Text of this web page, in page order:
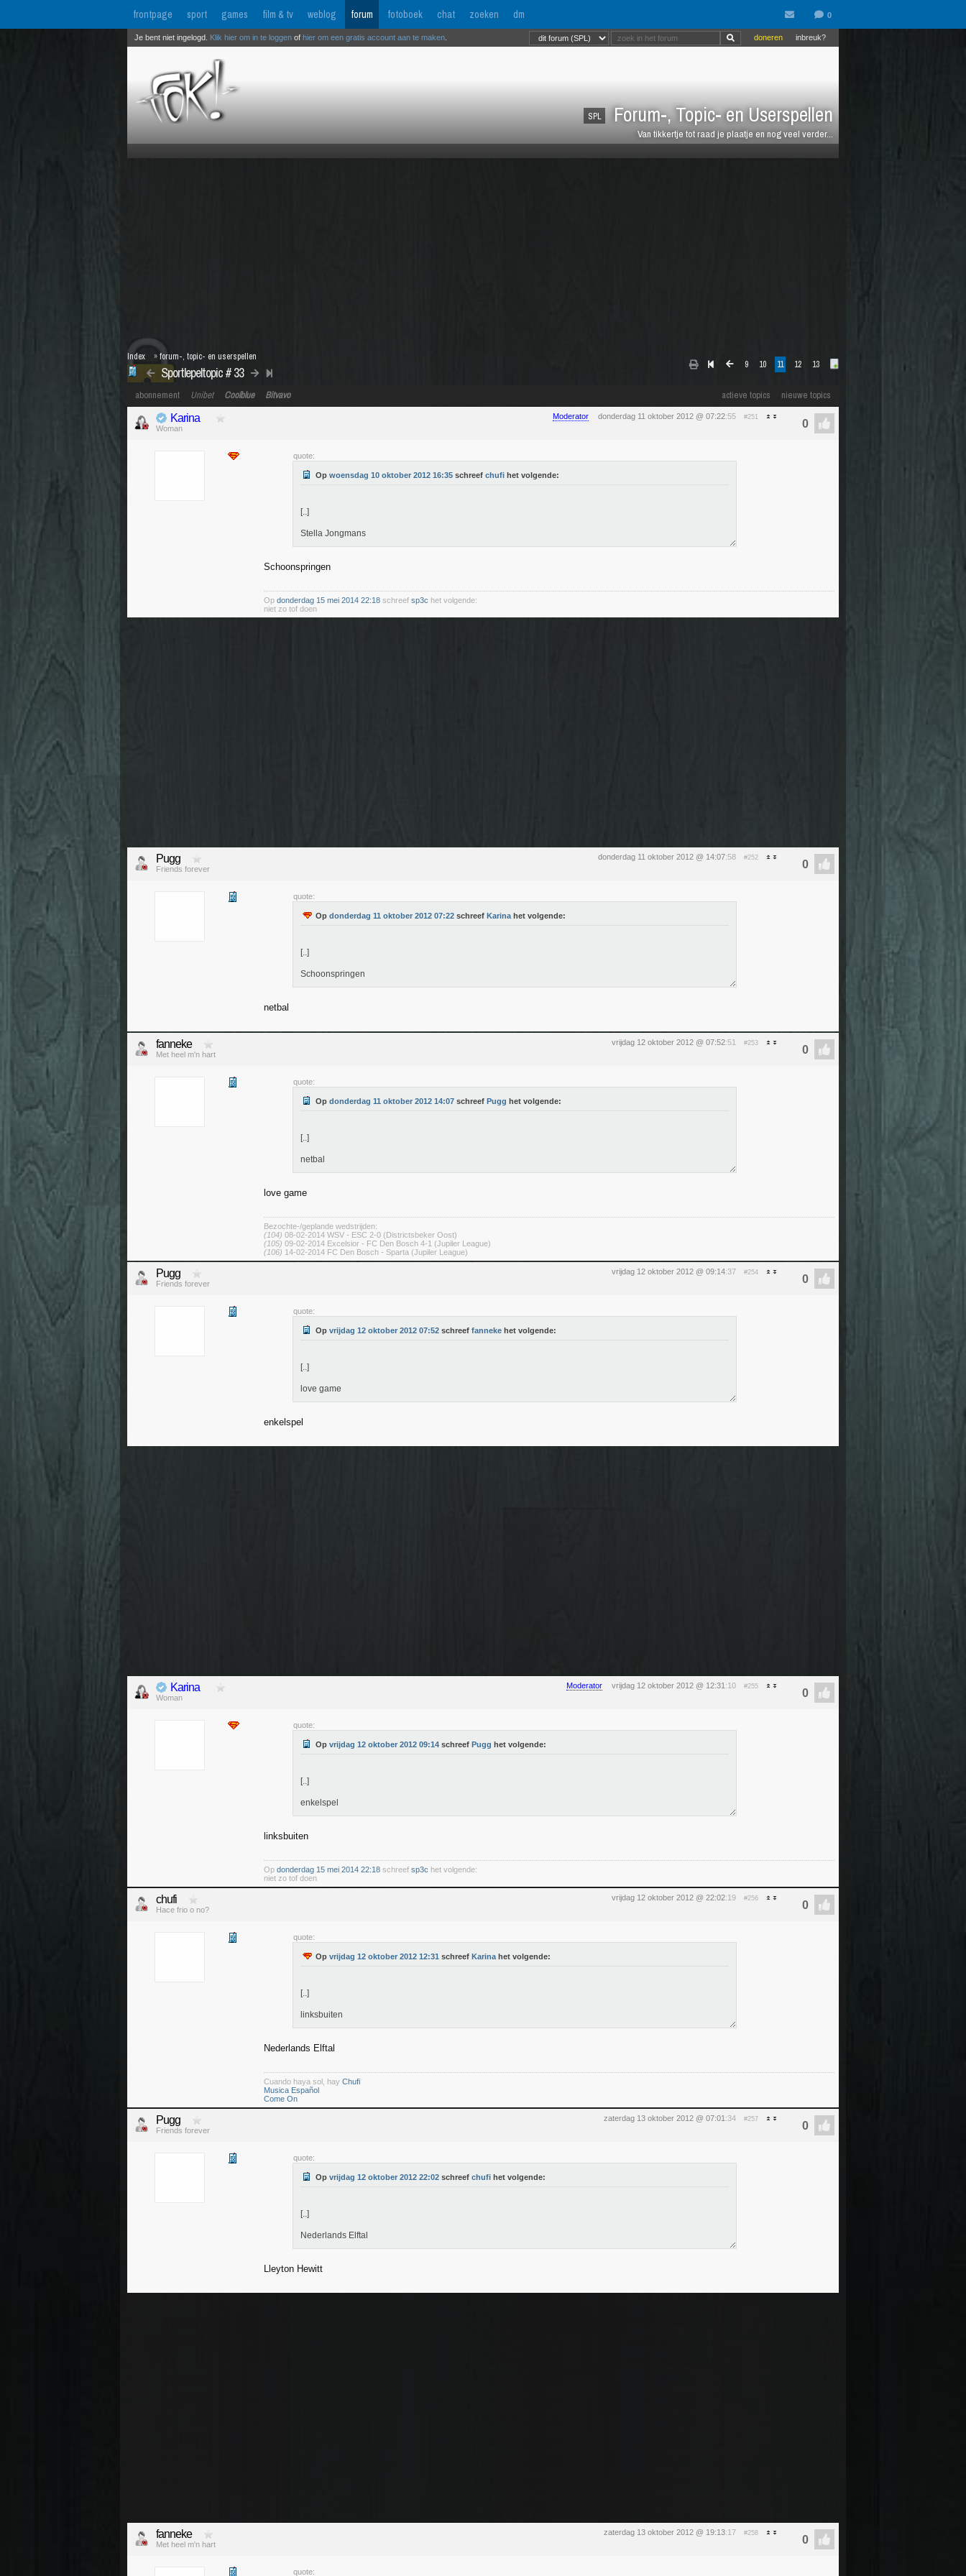
frontpage sport games film & tv weblog forum fotoboek chat zoeken dm
SPL Forum-, Topic- en Userspellen
Van tikkertje tot raad je plaatje en nog veel verder...
inbreuk?
doneren
Je bent niet ingelogd. Klik hier om in te loggen of hier om een gratis account aan te maken
9 10 11 12 13
Sportlepeltopic # 33
Index »forum-, topic- en userspellen
actieve topics nieuwe topics
abonnement Unibet Coolblue Bitvavo
Moderator donderdag 11 oktober 2012 @ 07:22:55 #251
Karina
Woman
quote:
Op woensdag 10 oktober 2012 16:35 schreef chufi het volgende:
[..]
Stella Jongmans
Schoonspringen
Op donderdag 15 mei 2014 22:18 schreef sp3c het volgende:
niet zo tof doen
donderdag 11 oktober 2012 @ 14:07:58 #252
Pugg
Friends forever
quote:
Op donderdag 11 oktober 2012 07:22 schreef Karina het volgende:
[..]
Schoonspringen
netbal
vrijdag 12 oktober 2012 @ 07:52:51 #253
fanneke
Met heel m'n hart
quote:
Op donderdag 11 oktober 2012 14:07 schreef Pugg het volgende:
[..]
netbal
love game
Bezochte-/geplande wedstrijden:
(104) 08-02-2014 WSV - ESC 2-0 (Districtsbeker Oost)
(105) 09-02-2014 Excelsior - FC Den Bosch 4-1 (Jupiler League)
(106) 14-02-2014 FC Den Bosch - Sparta (Jupiler League)
vrijdag 12 oktober 2012 @ 09:14:37 #254
Pugg
Friends forever
quote:
Op vrijdag 12 oktober 2012 07:52 schreef fanneke het volgende:
[..]
love game
enkelspel
Moderator vrijdag 12 oktober 2012 @ 12:31 :10 #255
Karina
Woman
quote:
Op vrijdag 12 oktober 2012 09:14 schreef Pugg het volgende:
[..]
enkelspel
linksbuiten
Op donderdag 15 mei 2014 22:18 schreef sp3c het volgende:
niet zo tof doen
vrijdag 12 oktober 2012 @ 22:02:19 #256
chufi
Hace frio o no?
quote:
Op vrijdag 12 oktober 2012 12:31 schreef Karina het volgende:
[..]
linksbuiten
Nederlands Elftal
Cuando haya sol, hay Chufi
Musica Español
Come On
zaterdag 13 oktober 2012 @ 07:01 :34 #257
Pugg
Friends forever
quote:
Op vrijdag 12 oktober 2012 22:02 schreef chufi het volgende:
[..]
Nederlands Elftal
Lleyton Hewitt
zaterdag 13 oktober 2012 @ 19:13:17 #258
fanneke
Met heel m'n hart
quote: